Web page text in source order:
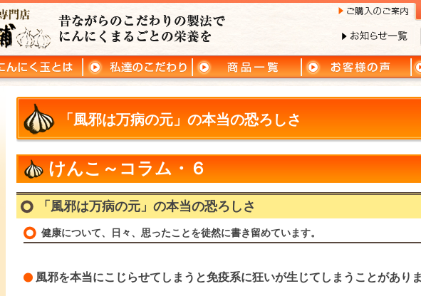
「風邪は万病の元」の本当の恐ろしさ
けんこ～コラム・６
「風邪は万病の元」の本当の恐ろしさ
健康について、日々、思ったことを徒然に書き留めています。
風邪を本当にこじらせてしまうと免疫系に狂いが生じてしまうことがありま